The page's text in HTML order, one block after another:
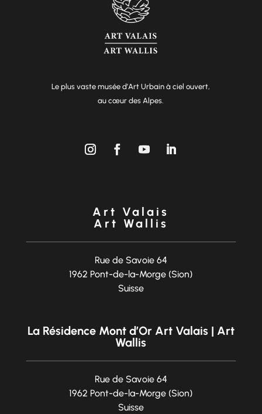
Le plus vaste musée d’Art Urbain à ciel ouvert,
au cœur des Alpes.
Art Valais
Art Wallis
Rue de Savoie 64
1962 Pont-de-la-Morge (Sion)
Suisse
La Résidence Mont d’Or Art Valais | Art
Wallis
Rue de Savoie 64
1962 Pont-de-la-Morge (Sion)
Suisse